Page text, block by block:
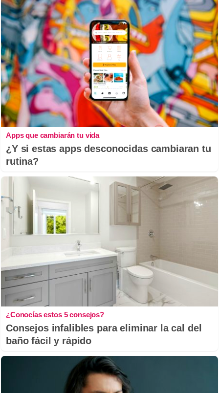
Apps que cambiarán tu vida
¿Y si estas apps desconocidas cambiaran tu
rutina?
¿Conocías estos 5 consejos?
Consejos infalibles para eliminar la cal del
baño fácil y rápido